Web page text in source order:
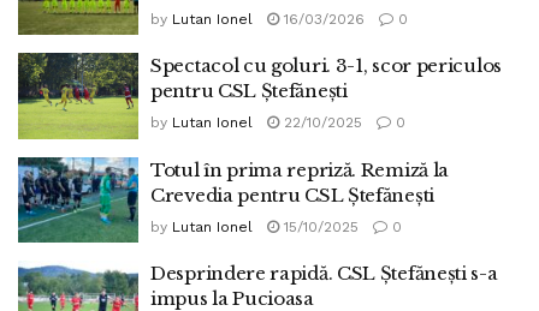
by Lutan Ionel 16/03/2026 0
Spectacol cu goluri. 3-1, scor periculos
pentru CSL Ștefănești
by Lutan Ionel 22/10/2025 0
Totul în prima repriză. Remiză la
Crevedia pentru CSL Ștefănești
by Lutan Ionel 15/10/2025 0
Desprindere rapidă. CSL Ștefănești s-a
impus la Pucioasa